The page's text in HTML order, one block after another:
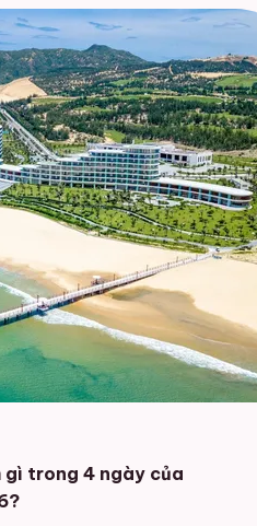
gì trong 4 ngày của